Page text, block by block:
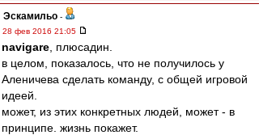
Эскамильо -
28 фев 2016 21:05
navigare , плюсадин.
в целом, показалось, что не получилось у
Аленичева сделать команду, с общей игровой
идеей.
может, из этих конкретных людей, может - в
принципе. жизнь покажет.